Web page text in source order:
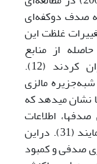
غلظت این
از منابع
آلوده‌کننده واقع در مناطق بالادست عنوان کردند (12).
مالزی
نشان می­دهد که
اطلاعات
مفیدی از کیفیت محیط‌زیست خود ارائه می‌نمایند (31). دراین
صدفی و کمبود